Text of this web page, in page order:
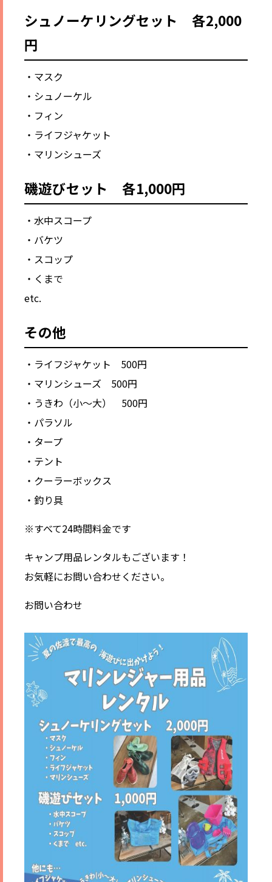
シュノーケリングセット 各2,000
円
・マスク
・シュノーケル
・フィン
・ライフジャケット
・マリンシューズ
磯遊びセット 各1,000円
・水中スコープ
・バケツ
・スコップ
・くまで
etc.
その他
・ライフジャケット 500円
・マリンシューズ 500円
・うきわ（小～大） 500円
・パラソル
・タープ
・テント
・クーラーボックス
・釣り具
※すべて24時間料金です
キャンプ用品レンタルもございます！
お気軽にお問い合わせください。
お問い合わせ